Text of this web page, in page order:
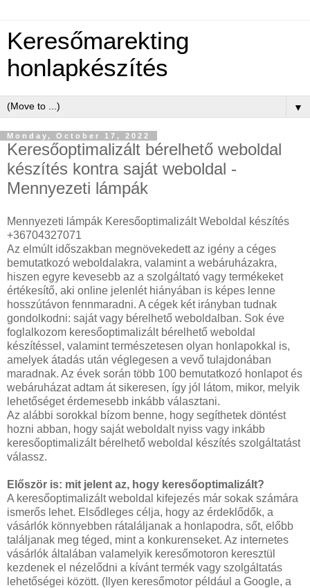
Keresőmarekting
honlapkészítés
▼
Monday, October 17, 2022
Keresőoptimalizált bérelhető weboldal
készítés kontra saját weboldal -
Mennyezeti lámpák
Mennyezeti lámpák Keresőoptimalizált Weboldal készítés
+36704327071
Az elmúlt időszakban megnövekedett az igény a céges
bemutatkozó weboldalakra, valamint a webáruházakra,
hiszen egyre kevesebb az a szolgáltató vagy termékeket
értékesítő, aki online jelenlét hiányában is képes lenne
hosszútávon fennmaradni. A cégek két irányban tudnak
gondolkodni: saját vagy bérelhető weboldalban. Sok éve
foglalkozom keresőoptimalizált bérelhető weboldal
készítéssel, valamint természetesen olyan honlapokkal is,
amelyek átadás után véglegesen a vevő tulajdonában
maradnak. Az évek során több 100 bemutatkozó honlapot és
webáruházat adtam át sikeresen, így jól látom, mikor, melyik
lehetőséget érdemesebb inkább választani.
Az alábbi sorokkal bízom benne, hogy segíthetek döntést
hozni abban, hogy saját weboldalt nyiss vagy inkább
keresőoptimalizált bérelhető weboldal készítés szolgáltatást
válassz.
Először is: mit jelent az, hogy keresőoptimalizált?
A keresőoptimalizált weboldal kifejezés már sokak számára
ismerős lehet. Elsődleges célja, hogy az érdeklődők, a
vásárlók könnyebben rátaláljanak a honlapodra, sőt, előbb
találjanak meg téged, mint a konkurenseket. Az internetes
vásárlók általában valamelyik keresőmotoron keresztül
kezdenek el nézelődni a kívánt termék vagy szolgáltatás
lehetőségei között. (Ilyen keresőmotor például a Google, a